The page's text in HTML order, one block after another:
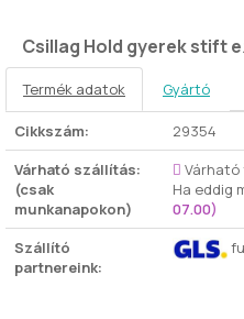
Csillag Hold gyerek stift
Termék adatok Gyártó
Cikkszám:
29354
Várható szállítás:
(csak
munkanapokon)
Várható
Ha eddig
07.00)
Szállító
partnereink: